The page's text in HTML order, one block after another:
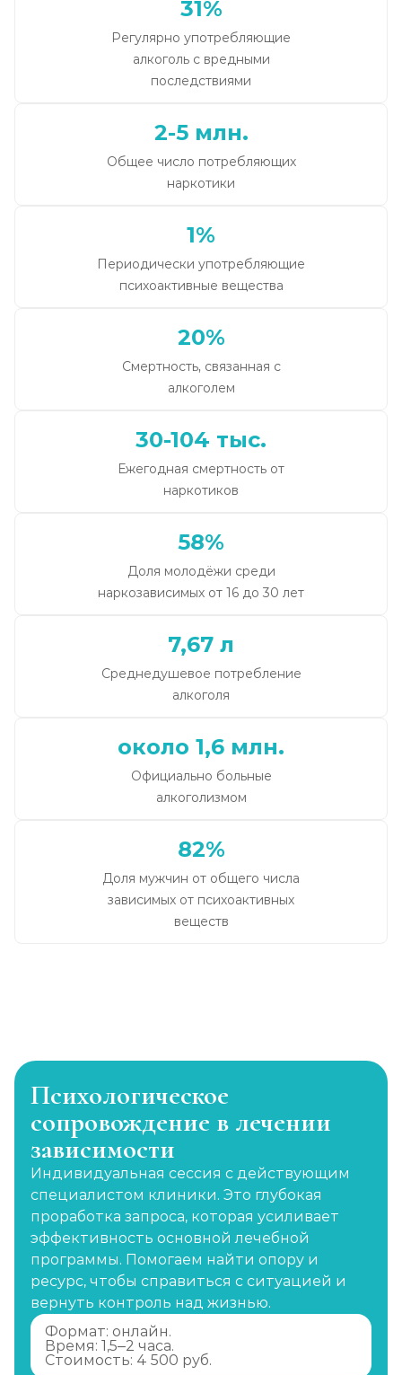
31%
Регулярно употребляющие
алкоголь с вредными
последствиями
2-5 млн.
Общее число потребляющих
наркотики
1%
Периодически употребляющие
психоактивные вещества
20%
Смертность, связанная с
алкоголем
30-104 тыс.
Ежегодная смертность от
наркотиков
58%
Доля молодёжи среди
наркозависимых от 16 до 30 лет
7,67 л
Среднедушевое потребление
алкоголя
около 1,6 млн.
Официально больные
алкоголизмом
82%
Доля мужчин от общего числа
зависимых от психоактивных
веществ
Психологическое
сопровождение в лечении
зависимости
Индивидуальная сессия с действующим
специалистом клиники. Это глубокая
проработка запроса, которая усиливает
эффективность основной лечебной
программы. Помогаем найти опору и
ресурс, чтобы справиться с ситуацией и
вернуть контроль над жизнью.
Формат: онлайн.
Время: 1,5–2 часа.
Стоимость: 4 500 руб.